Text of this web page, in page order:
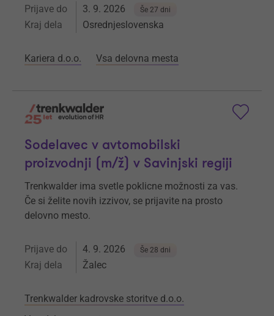
Prijave do 3. 9. 2026 Še 27 dni
Kraj dela Osrednjeslovenska
Kariera d.o.o. Vsa delovna mesta
Sodelavec v avtomobilski
proizvodnji (m/ž) v Savinjski regiji
Trenkwalder ima svetle poklicne možnosti za vas.
Če si želite novih izzivov, se prijavite na prosto
delovno mesto.
Prijave do 4. 9. 2026 Še 28 dni
Kraj dela Žalec
Trenkwalder kadrovske storitve d.o.o.